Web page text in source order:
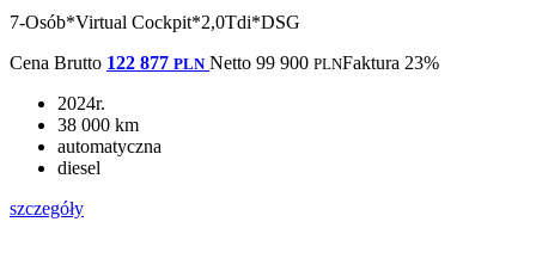
7-Osób*Virtual Cockpit*2,0Tdi*DSG
Cena Brutto 122 877 PLN Netto 99 900 PLNFaktura 23%
2024r.
38 000 km
automatyczna
diesel
szczegóły